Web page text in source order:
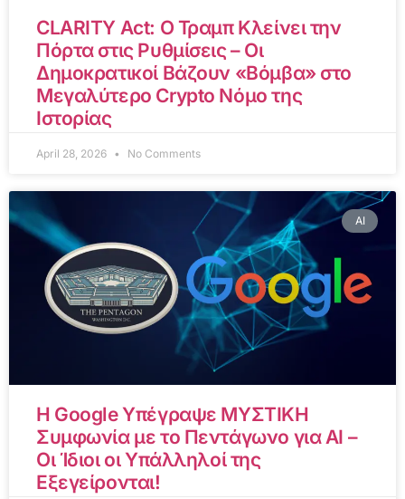
CLARITY Act: Ο Τραμπ Κλείνει την
Πόρτα στις Ρυθμίσεις – Οι
Δημοκρατικοί Βάζουν «Βόμβα» στο
Μεγαλύτερο Crypto Νόμο της
Ιστορίας
April 28, 2026 No Comments
AI
Η Google Υπέγραψε ΜΥΣΤΙΚΗ
Συμφωνία με το Πεντάγωνο για AI –
Οι Ίδιοι οι Υπάλληλοί της
Εξεγείρονται!